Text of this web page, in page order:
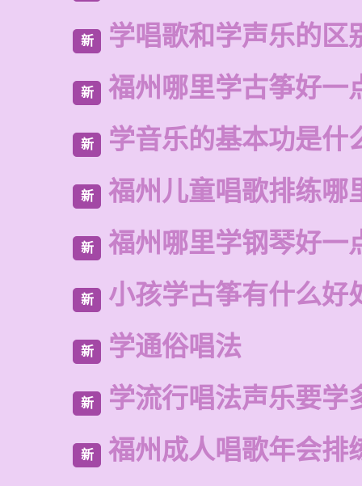
新 学唱歌和学声乐的区
新 福州哪里学古筝好一
新 学音乐的基本功是什
新 福州儿童唱歌排练哪
新 福州哪里学钢琴好一
新 小孩学古筝有什么好
新 学通俗唱法
新 学流行唱法声乐要学
新 福州成人唱歌年会排